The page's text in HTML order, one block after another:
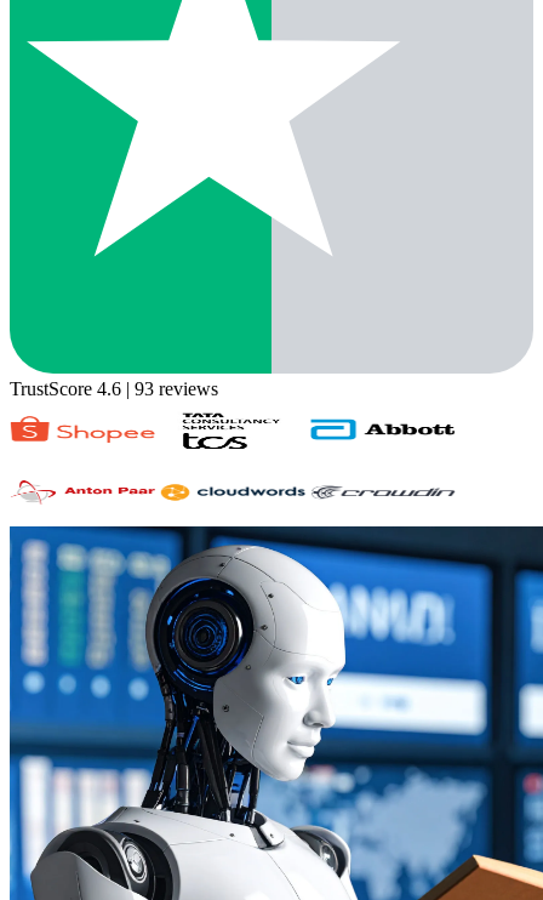
TrustScore 4.6 | 93 reviews